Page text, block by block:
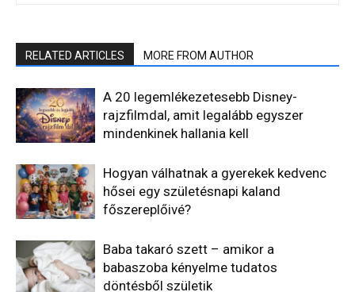
RELATED ARTICLES MORE FROM AUTHOR
A 20 legemlékezetesebb Disney-
rajzfilmdal, amit legalább egyszer
mindenkinek hallania kell
Hogyan válhatnak a gyerekek kedvenc
hősei egy születésnapi kaland
főszereplőivé?
Baba takaró szett – amikor a
babaszoba kényelme tudatos
döntésből születik